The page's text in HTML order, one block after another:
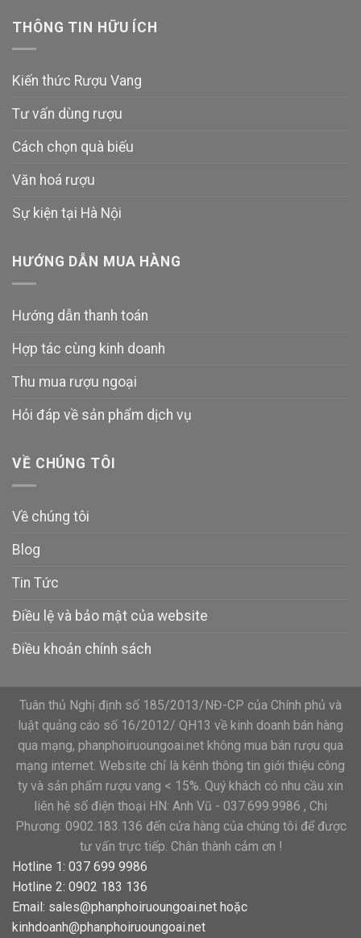
THÔNG TIN HỮU ÍCH
Kiến thức Rượu Vang
Tư vấn dùng rượu
Cách chọn quà biếu
Văn hoá rượu
Sự kiện tại Hà Nội
HƯỚNG DẪN MUA HÀNG
Hướng dẫn thanh toán
Hợp tác cùng kinh doanh
Thu mua rượu ngoại
Hỏi đáp về sản phẩm dịch vụ
VỀ CHÚNG TÔI
Về chúng tôi
Blog
Tin Tức
Điều lệ và bảo mật của website
Điều khoản chính sách
Tuân thủ Nghị định số 185/2013/NĐ-CP của Chính phủ và
luật quảng cáo số 16/2012/ QH13 về kinh doanh bán hàng
qua mạng, phanphoiruoungoai.net không mua bán rượu qua
mạng internet. Website chỉ là kênh thông tin giới thiệu công
ty và sản phẩm rượu vang < 15%. Quý khách có nhu cầu xin
liên hệ số điện thoại HN: Anh Vũ - 037.699.9986 , Chi
Phương: 0902.183.136 đến cửa hàng của chúng tôi để được
tư vấn trực tiếp. Chân thành cảm ơn !
Hotline 1: 037 699 9986
Hotline 2: 0902 183 136
Email: sales@phanphoiruoungoai.net hoặc
kinhdoanh@phanphoiruoungoai.net